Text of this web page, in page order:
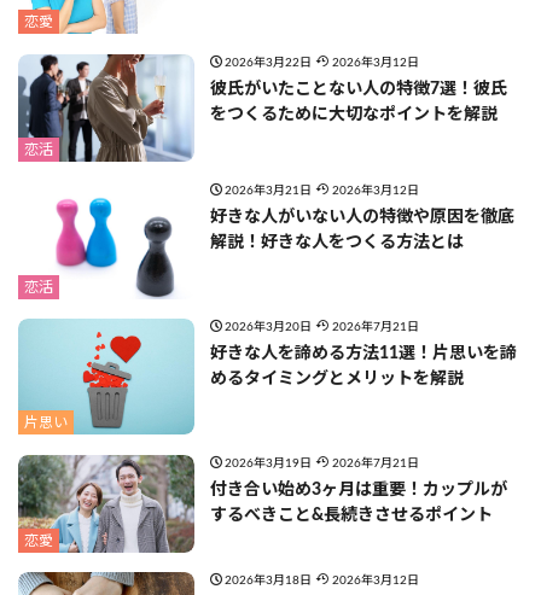
恋愛
恋活
2026年3月22日 2026年3月12日
彼氏がいたことない人の特徴7選！彼氏
をつくるために大切なポイントを解説
恋活
2026年3月21日 2026年3月12日
好きな人がいない人の特徴や原因を徹底
解説！好きな人をつくる方法とは
片思い
2026年3月20日 2026年7月21日
好きな人を諦める方法11選！片思いを諦
めるタイミングとメリットを解説
恋愛
2026年3月19日 2026年7月21日
付き合い始め3ヶ月は重要！カップルが
するべきこと&長続きさせるポイント
2026年3月18日 2026年3月12日